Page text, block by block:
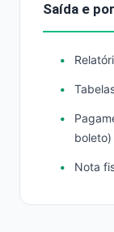
Saída e
boleto)
Nota